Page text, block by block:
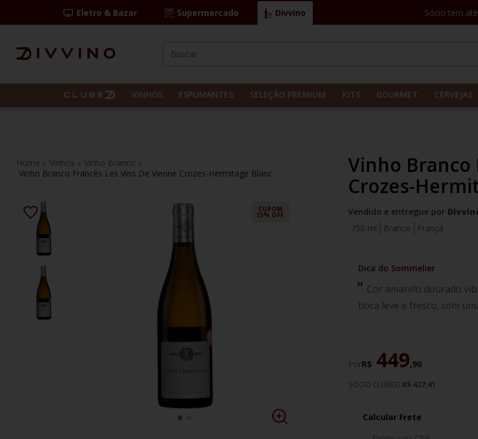
Eletro & Bazar Supermercado Divvino Sócio tem até
º las camelias
5 º itália
cordero
italiano
VINHOS ESPUMANTES SELEÇÃO PREMIUM KITS GOURMET CERVEJAS
Vinhos
Vinho Branco
Vinho Branco Francês Les Vins De Vienne Crozes-Hermitage Blanc
CUPOM
15% OFF
Vinho Branco
Crozes-
Vendido e entregue por
Branco
França
750 ml
Cor amarelo dourado
boca leve e fresco, com
PorR$ 449,90
SÓCIO CLUBED:R$ 427,41
Calcular Frete